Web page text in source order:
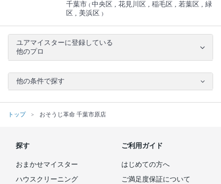
千葉市(中央区 花見川区 稲毛区 若葉区
緑
区
美浜区)
ユアマイスターに登録している
他のプロ
他の条件で探す
トップ おそうじ革命 千葉市原店
探す
おまかせマイスター
ハウスクリーニング
ご利用ガイド
はじめての方へ
ご満足度保証について